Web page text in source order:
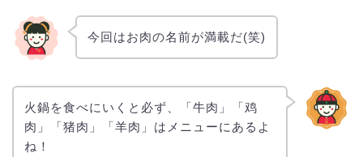
今回はお肉の名前が満載だ(笑)
火鍋を食べにいくと必ず、「牛肉」「鸡
肉」「猪肉」「羊肉」はメニューにあるよ
ね！